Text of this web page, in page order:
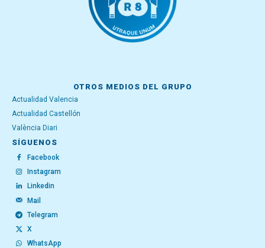
OTROS MEDIOS DEL GRUPO
Actualidad Valencia
Actualidad Castellón
València Diari
SÍGUENOS
Facebook
Instagram
Linkedin
Mail
Telegram
X
WhatsApp